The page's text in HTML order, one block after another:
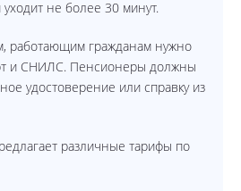
не более 30 минут.
работающим гражданам нужно
и СНИЛС. Пенсионеры должны
удостоверение или справку из
различные тарифы по